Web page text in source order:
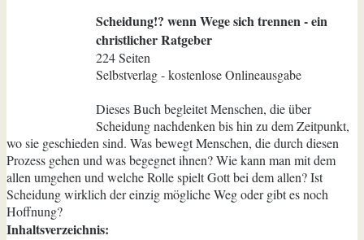
Scheidung!? wenn Wege sich trennen - ein
christlicher Ratgeber
224 Seiten
Selbstverlag - kostenlose Onlineausgabe
Dieses Buch begleitet Menschen, die über
Scheidung nachdenken bis hin zu dem Zeitpunkt,
wo sie geschieden sind. Was bewegt Menschen, die durch diesen
Prozess gehen und was begegnet ihnen? Wie kann man mit dem
allen umgehen und welche Rolle spielt Gott bei dem allen? Ist
Scheidung wirklich der einzig mögliche Weg oder gibt es noch
Hoffnung?
Inhaltsverzeichnis: